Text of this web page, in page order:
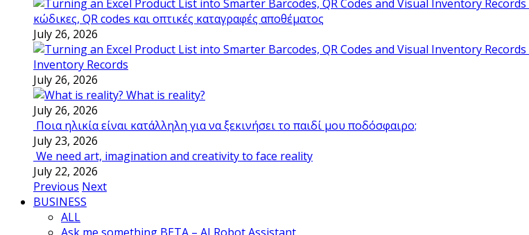
κώδικες, QR codes και οπτικές καταγραφές αποθέματος
July 26, 2026
Inventory Records
July 26, 2026
What is reality?
July 26, 2026
Ποια ηλικία είναι κατάλληλη για να ξεκινήσει το παιδί μου ποδόσφαιρο;
July 23, 2026
We need art, imagination and creativity to face reality
July 22, 2026
Previous Next
BUSINESS
ALL